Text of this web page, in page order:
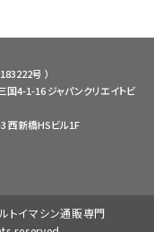
号 ）
4-1-16 ジャパンクリエイトビ
西新橋HSビル1F
トイマシン通販専門